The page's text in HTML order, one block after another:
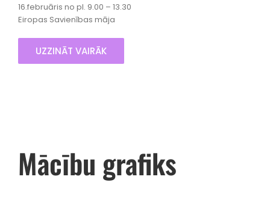
16.februāris no pl. 9.00 – 13.30
Eiropas Savienības māja
UZZINĀT VAIRĀK
Mācību grafiks